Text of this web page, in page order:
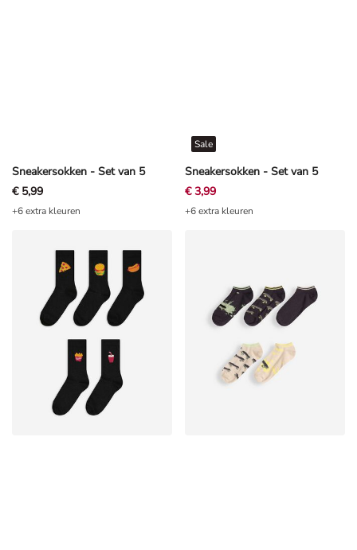
Sneakersokken - Set van 5
€ 5,99
+6 extra kleuren
Sneakersokken - Set van 5
Sale
€ 3,99
+6 extra kleuren